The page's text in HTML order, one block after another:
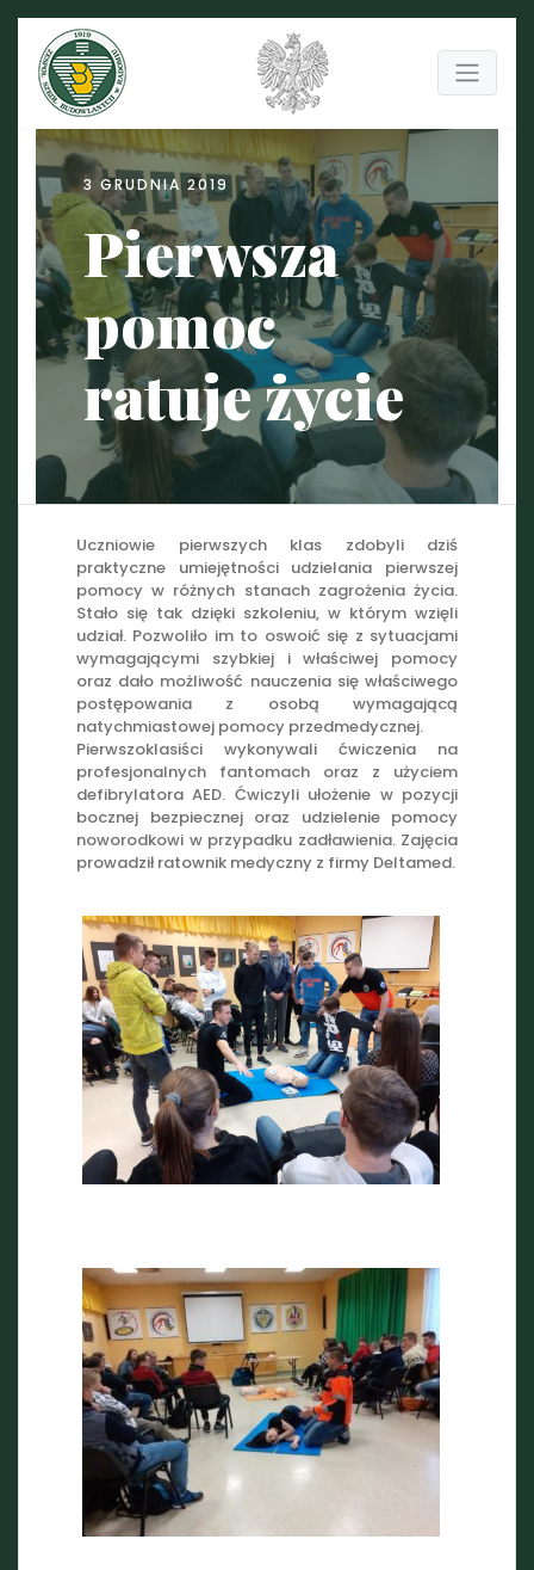
3 GRUDNIA 2019
Pierwsza
pomoc
ratuje życie
Uczniowie pierwszych klas zdobyli dziś
praktyczne umiejętności udzielania pierwszej
pomocy w różnych stanach zagrożenia życia.
Stało się tak dzięki szkoleniu, w którym wzięli
udział. Pozwoliło im to oswoić się z sytuacjami
wymagającymi szybkiej i właściwej pomocy
oraz dało możliwość nauczenia się właściwego
postępowania z osobą wymagającą
natychmiastowej pomocy przedmedycznej.
Pierwszoklasiści wykonywali ćwiczenia na
profesjonalnych fantomach oraz z użyciem
defibrylatora AED. Ćwiczyli ułożenie w pozycji
bocznej bezpiecznej oraz udzielenie pomocy
noworodkowi w przypadku zadławienia. Zajęcia
prowadził ratownik medyczny z firmy Deltamed.